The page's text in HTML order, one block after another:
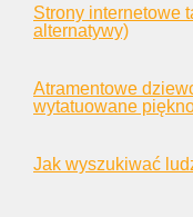
Strony internetowe
alternatywy)
Atramentowe
wytatuowane
Jak wyszukiwać